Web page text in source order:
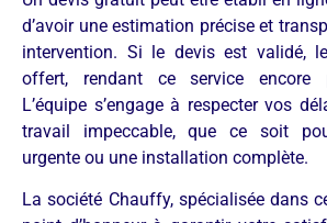
d’avoir une estimation précise et
intervention. Si le devis est validé,
offert, rendant ce service encore
L’équipe s’engage à respecter vos
travail impeccable, que ce soit
urgente ou une installation complète.
La société Chauffy, spécialisée dans